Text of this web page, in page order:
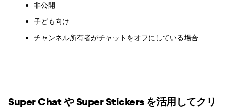
非公開
子ども向け
チャンネル所有者がチャットをオフにしている場合
Super Chat や Super Stickers を活用してクリ